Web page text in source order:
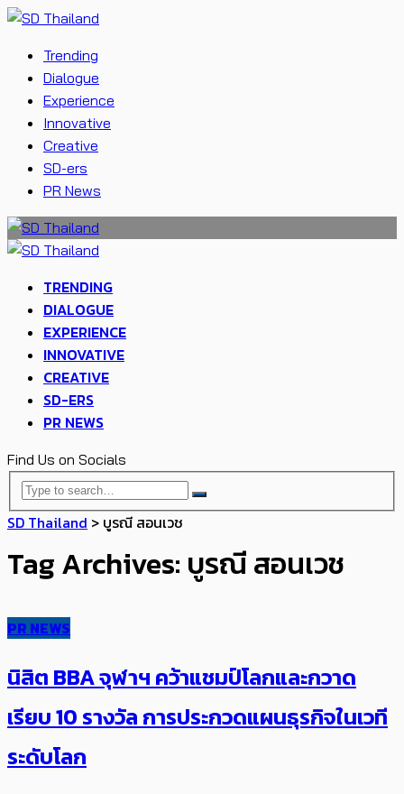
Trending
Dialogue
Experience
Innovative
Creative
SD-ers
PR News
TRENDING
DIALOGUE
EXPERIENCE
INNOVATIVE
CREATIVE
SD-ERS
PR NEWS
Find Us on Socials
SD Thailand > บูรณี สอนเวช
Tag Archives: บูรณี สอนเวช
PR NEWS
นิสิต BBA จุฬาฯ คว้าแชมป์โลกและกวาด
เรียบ 10 รางวัล การประกวดแผนธุรกิจในเวที
ระดับโลก